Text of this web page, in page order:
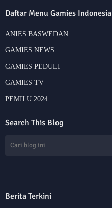
Daftar Menu Gamies Indonesia
ANIES BASWEDAN
GAMIES NEWS
GAMIES PEDULI
GAMIES TV
PEMILU 2024
Search This Blog
Berita Terkini